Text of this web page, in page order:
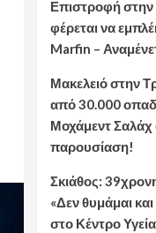
Επιστροφή
φέρεται να
Marfin –
Μακελειό στην
από 30.000
Μοχάμεντ Σαλάχ
παρουσίαση!
Σκιάθος:
«Δεν θυμάμαι
στο Κέντρο